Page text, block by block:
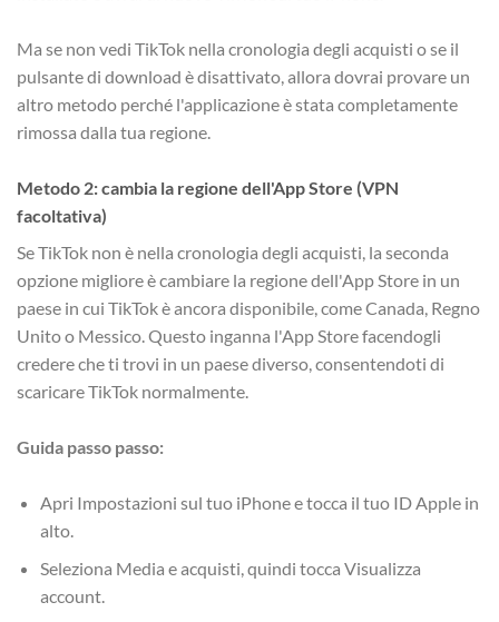
Ma se non vedi TikTok nella cronologia degli acquisti o se il
pulsante di download è disattivato, allora dovrai provare un
altro metodo perché l'applicazione è stata completamente
rimossa dalla tua regione.
Metodo 2: cambia la regione dell'App Store (VPN
facoltativa)
Se TikTok non è nella cronologia degli acquisti, la seconda
opzione migliore è cambiare la regione dell'App Store in un
paese in cui TikTok è ancora disponibile, come Canada, Regno
Unito o Messico. Questo inganna l'App Store facendogli
credere che ti trovi in un paese diverso, consentendoti di
scaricare TikTok normalmente.
Guida passo passo:
Apri Impostazioni sul tuo iPhone e tocca il tuo ID Apple in
alto.
Seleziona Media e acquisti, quindi tocca Visualizza
account.